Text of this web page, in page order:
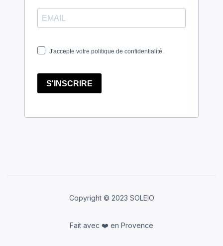
Copyright © 2023 SOLEIO
Fait avec ❤️ en Provence